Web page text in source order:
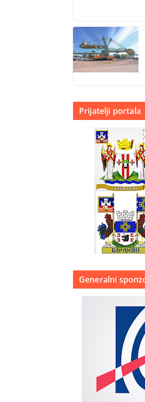
Prijatelji portala
Generalni